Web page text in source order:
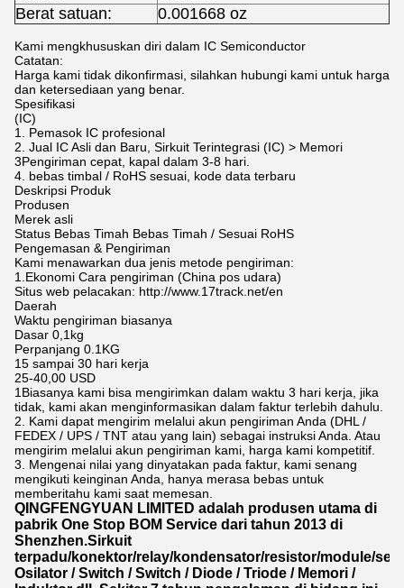
Berat satuan:
0.001668 oz
Kami mengkhususkan diri dalam IC Semiconductor
Catatan:
Harga kami tidak dikonfirmasi, silahkan hubungi kami untuk harga
dan ketersediaan yang benar.
Spesifikasi
(IC)
1. Pemasok IC profesional
2. Jual IC Asli dan Baru, Sirkuit Terintegrasi (IC) > Memori
3Pengiriman cepat, kapal dalam 3-8 hari.
4. bebas timbal / RoHS sesuai, kode data terbaru
Deskripsi Produk
Produsen
Merek asli
Status Bebas Timah Bebas Timah / Sesuai RoHS
Pengemasan & Pengiriman
Kami menawarkan dua jenis metode pengiriman:
1.Ekonomi Cara pengiriman (China pos udara)
Situs web pelacakan: http://www.17track.net/en
Daerah
Waktu pengiriman biasanya
Dasar 0,1kg
Perpanjang 0.1KG
15 sampai 30 hari kerja
25-40,00 USD
1Biasanya kami bisa mengirimkan dalam waktu 3 hari kerja, jika
tidak, kami akan menginformasikan dalam faktur terlebih dahulu.
2. Kami dapat mengirim melalui akun pengiriman Anda (DHL /
FEDEX / UPS / TNT atau yang lain) sebagai instruksi Anda. Atau
mengirim melalui akun pengiriman kami, harga kami kompetitif.
3. Mengenai nilai yang dinyatakan pada faktur, kami senang
mengikuti keinginan Anda, hanya merasa bebas untuk
memberitahu kami saat memesan.
QINGFENGYUAN LIMITED adalah produsen utama di
pabrik One Stop BOM Service dari tahun 2013 di
Shenzhen.Sirkuit
terpadu/konektor/relay/kondensator/resistor/module/
Osilator / Switch / Switch / Diode / Triode / Memori /